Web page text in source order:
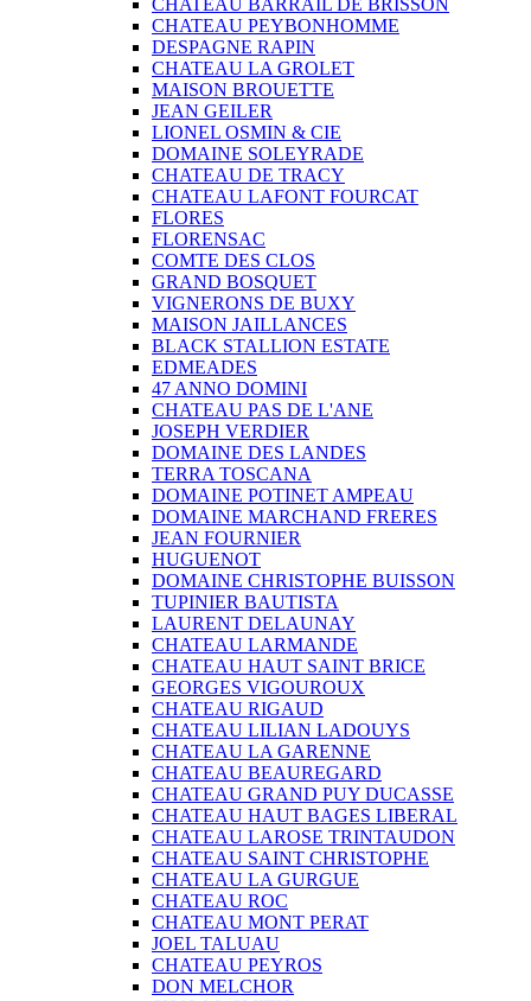
CHATEAU BARRAIL DE BRISSON
CHATEAU PEYBONHOMME
DESPAGNE RAPIN
CHATEAU LA GROLET
MAISON BROUETTE
JEAN GEILER
LIONEL OSMIN & CIE
DOMAINE SOLEYRADE
CHATEAU DE TRACY
CHATEAU LAFONT FOURCAT
FLORES
FLORENSAC
COMTE DES CLOS
GRAND BOSQUET
VIGNERONS DE BUXY
MAISON JAILLANCES
BLACK STALLION ESTATE
EDMEADES
47 ANNO DOMINI
CHATEAU PAS DE L'ANE
JOSEPH VERDIER
DOMAINE DES LANDES
TERRA TOSCANA
DOMAINE POTINET AMPEAU
DOMAINE MARCHAND FRERES
JEAN FOURNIER
HUGUENOT
DOMAINE CHRISTOPHE BUISSON
TUPINIER BAUTISTA
LAURENT DELAUNAY
CHATEAU LARMANDE
CHATEAU HAUT SAINT BRICE
GEORGES VIGOUROUX
CHATEAU RIGAUD
CHATEAU LILIAN LADOUYS
CHATEAU LA GARENNE
CHATEAU BEAUREGARD
CHATEAU GRAND PUY DUCASSE
CHATEAU HAUT BAGES LIBERAL
CHATEAU LAROSE TRINTAUDON
CHATEAU SAINT CHRISTOPHE
CHATEAU LA GURGUE
CHATEAU ROC
CHATEAU MONT PERAT
JOEL TALUAU
CHATEAU PEYROS
DON MELCHOR